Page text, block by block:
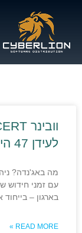
לעידן 47 הימים
מה באג'נדה?
עם זמני חידוש
בארגון –
READ MORE »